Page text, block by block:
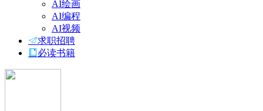
AI绘画
AI编程
AI视频
求职招聘
必读书籍